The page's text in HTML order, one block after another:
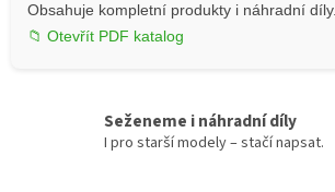
Obsahuje kompletní produkty i náhradní díly.
📁 Otevřít PDF katalog
Seženeme i náhradní díly
I pro starší modely – stačí napsat.